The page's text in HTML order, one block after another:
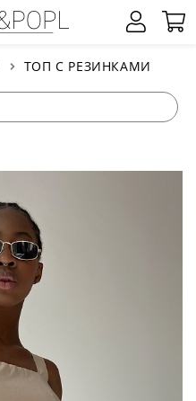
ТОП С РЕЗИНКАМИ